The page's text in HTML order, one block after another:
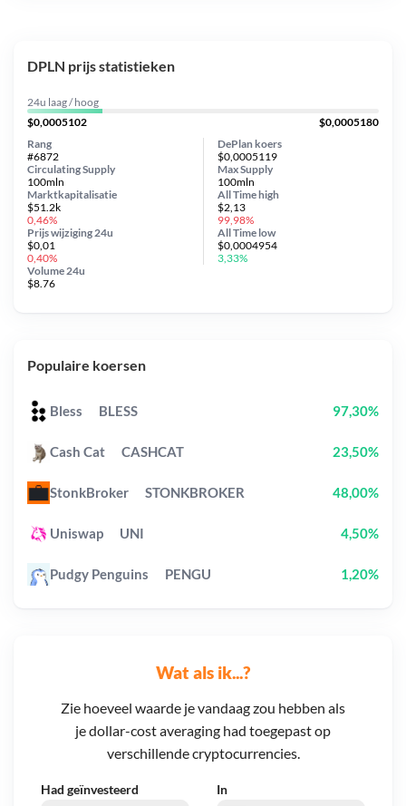
Wat als ik...?
Zie hoeveel waarde je vandaag zou hebben als
je dollar-cost averaging had toegepast op
verschillende cryptocurrencies.
Had geïnvesteerd In
DPLN prijs statistieken
24u laag / hoog
$0,0005102
$0,0005180
DePlan koers
$0,0005119
Circulating Supply
100mln
Prijs wijziging 24u
$0,01
0,40%
Max Supply
100mln
Marktkapitalisatie
$51.2k
0,46%
Volume 24u
$8.76
Rang
#6872
All Timehigh
$2,13
99,98%
All Time low
$0,0004954
3,33%
Populaire koersen
Bless BLESS 97,30%
Cash Cat CASHCAT 23,50%
StonkBroker STONKBROKER 48,00%
Uniswap UNI 4,50%
Pudgy Penguins PENGU 1,20%